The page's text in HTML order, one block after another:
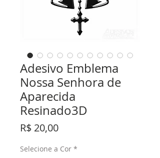
Adesivo Emblema
Nossa Senhora de
Aparecida
Resinado3D
R$ 20,00Preço
Selecione a Cor *